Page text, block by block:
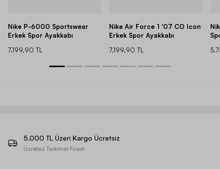
Nike P-6000 Sportswear
Erkek Spor Ayakkabı
7.199,90 TL
Nike Air Force 1 '07 CO Icon
Erkek Spor Ayakkabı
7.199,90 TL
5.000 TL Üzeri Kargo Ücretsiz
Ücretsiz Teslimat Fırsatı